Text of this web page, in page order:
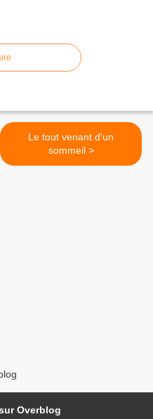
Le tout venant d'un
sommeil >
Overblog